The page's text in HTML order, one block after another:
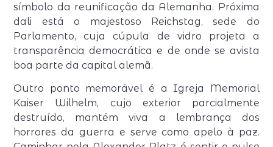
símbolo da reunificação da Alemanha. Próxima
dali está o majestoso Reichstag, sede do
Parlamento, cuja cúpula de vidro projeta a
transparência democrática e de onde se avista
boa parte da capital alemã.
Outro ponto memorável é a Igreja Memorial
Kaiser Wilhelm, cujo exterior parcialmente
destruído, mantém viva a lembrança dos
horrores da guerra e serve como apelo à paz.